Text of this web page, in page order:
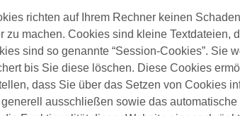
richten auf Ihrem Rechner keinen
machen. Cookies sind kleine Textdateien,
sind so genannte “Session-Cookies”. Sie
bis Sie diese löschen. Diese Cookies
dass Sie über das Setzen von Cookies
ausschließen sowie das